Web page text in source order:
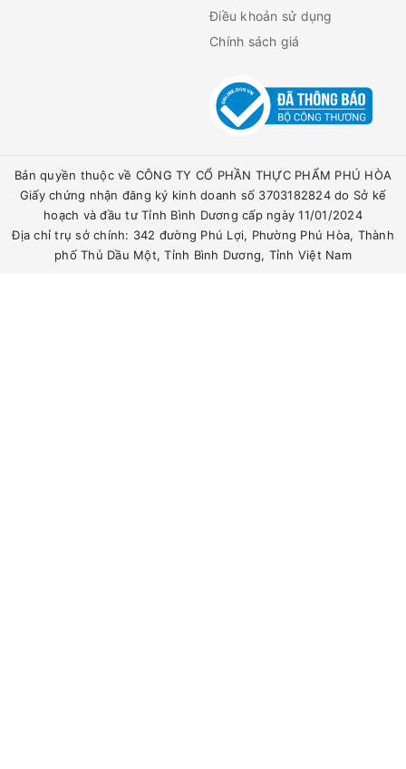
Điều khoản sử dụng
Chính sách giá
Bản quyền thuộc về CÔNG TY CỔ PHẦN THỰC PHẨM PHÚ HÒA
Giấy chứng nhận đăng ký kinh doanh số 3703182824 do Sở kế
hoạch và đầu tư Tỉnh Bình Dương cấp ngày 11/01/2024
Địa chỉ trụ sở chính: 342 đường Phú Lợi, Phường Phú Hòa, Thành
phố Thủ Dầu Một, Tỉnh Bình Dương, Tỉnh Việt Nam